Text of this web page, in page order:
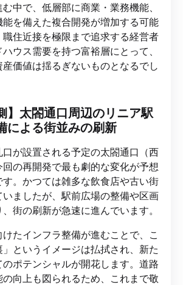
中で、低層部に商業・業務機能、
を備えた複合開発が増加する可能
住近接を極限まで追求する経営者
ウス需要を持つ富裕層にとって、
産価値は揺るぎないものとなるでし
】太閤通口周辺のリニア駅
による街並みの刷新
口が設置される予定の太閤通口（西
の再開発で最も劇的な変化が予想
す。かつては雑多な飲食店や古い街
ましたが、駅前広場の整備や区画
街の刷新が急速に進んでいます。
けたインフラ整備が進むことで、こ
というイメージは払拭され、新た
ポテンシャルが開花します。道路
向上も図られるため、これまで敬